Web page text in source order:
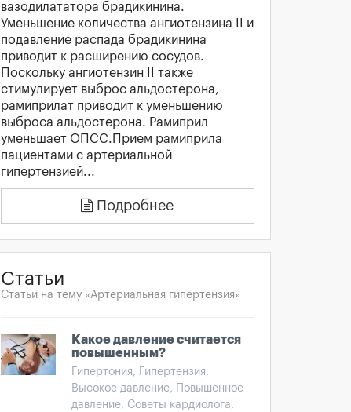
вазодилататора брадикинина.
Уменьшение количества ангиотензина II и
подавление распада брадикинина
приводит к расширению сосудов.
Поскольку ангиотензин II также
стимулирует выброс альдостерона,
рамиприлат приводит к уменьшению
выброса альдостерона. Рамиприл
уменьшает ОПСС.Прием рамиприла
пациентами с артериальной
гипертензией...
Подробнее
Статьи
Статьи на тему «Артериальная гипертензия»
Какое давление считается
повышенным?
Гипертония, Гипертензия,
Высокое давление, Повышенное
давление, Советы кардиолога,